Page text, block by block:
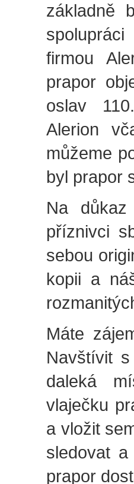
základně
firmou
prapor
oslav
Alerion
můžeme
byl prapor
Na
příznivci
sebou
kopii a
Máte
Navštívit
daleká
vlaječku
a vložit
sledovat
prapor